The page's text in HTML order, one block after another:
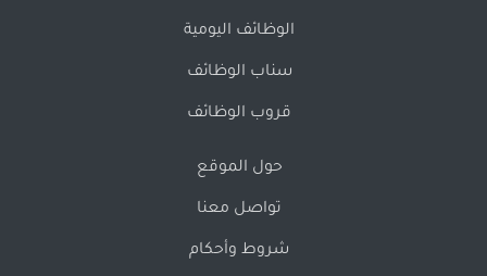
الوظائف اليومية
سناب الوظائف
قروب الوظائف
حول الموقع
تواصل معنا
شروط وأحكام